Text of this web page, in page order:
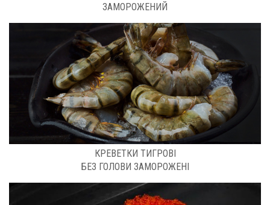
ЗАМОРОЖЕНИЙ
РОЗМІР – 21/25 РОЗФАСОВКА: 1 КГ
КРЕВЕТКИ ТИГРОВI
БЕЗ ГОЛОВИ ЗАМОРОЖЕНІ